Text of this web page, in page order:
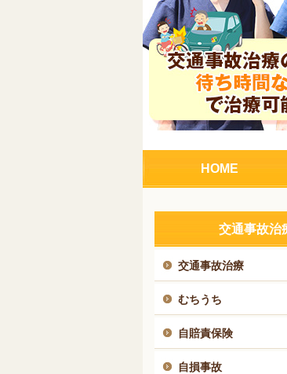
HOME
交通事故治
交通事故治療
むちうち
自賠責保険
自損事故